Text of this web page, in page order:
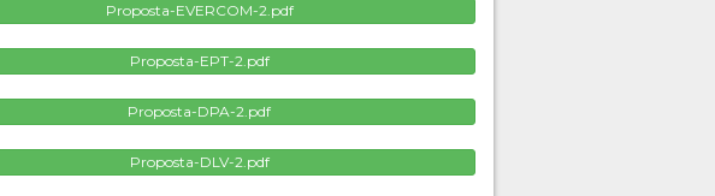
Proposta-EVERCOM-2.pdf
Proposta-EPT-2.pdf
Proposta-DPA-2.pdf
Proposta-DLV-2.pdf